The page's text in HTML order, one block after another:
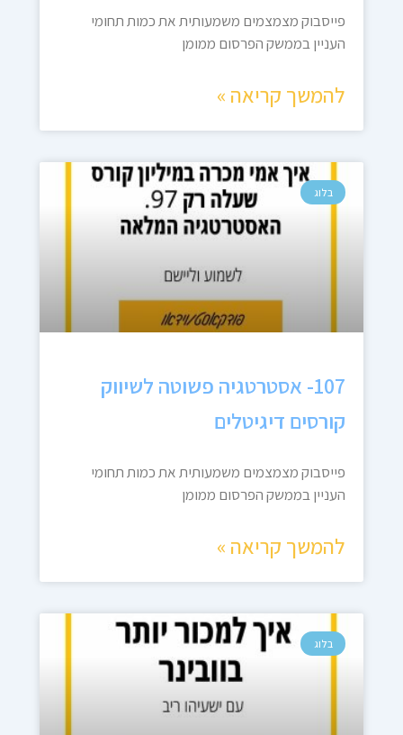
פייסבוק מצמצמים משמעותית את כמות תחומי
העניין בממשק הפרסום ממומן
להמשך קריאה »
בלוג
107- אסטרטגיה פשוטה לשיווק
קורסים דיגיטלים
פייסבוק מצמצמים משמעותית את כמות תחומי
העניין בממשק הפרסום ממומן
להמשך קריאה »
בלוג